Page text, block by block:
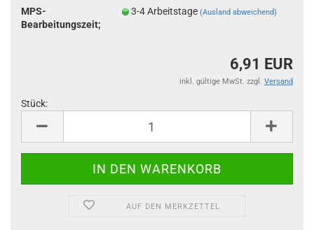
MPS-
Bearbeitungszeit;
3-4 Arbeitstage(Ausland abweichend)
6,91 EUR
inkl. gültige MwSt. zzgl. Versand
Stück:
AUF DEN MERKZETTEL